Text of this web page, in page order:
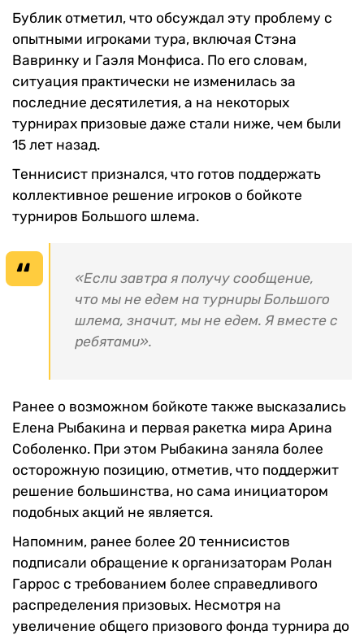
Бублик отметил, что обсуждал эту проблему с
опытными игроками тура, включая Стэна
Вавринку и Гаэля Монфиса. По его словам,
ситуация практически не изменилась за
последние десятилетия, а на некоторых
турнирах призовые даже стали ниже, чем были
15 лет назад.
Теннисист признался, что готов поддержать
коллективное решение игроков о бойкоте
турниров Большого шлема.
«Если завтра я получу сообщение,
что мы не едем на турниры Большого
шлема, значит, мы не едем. Я вместе с
ребятами».
Ранее о возможном бойкоте также высказались
Елена Рыбакина и первая ракетка мира Арина
Соболенко. При этом Рыбакина заняла более
осторожную позицию, отметив, что поддержит
решение большинства, но сама инициатором
подобных акций не является.
Напомним, ранее более 20 теннисистов
подписали обращение к организаторам Ролан
Гаррос с требованием более справедливого
распределения призовых. Несмотря на
увеличение общего призового фонда турнира до